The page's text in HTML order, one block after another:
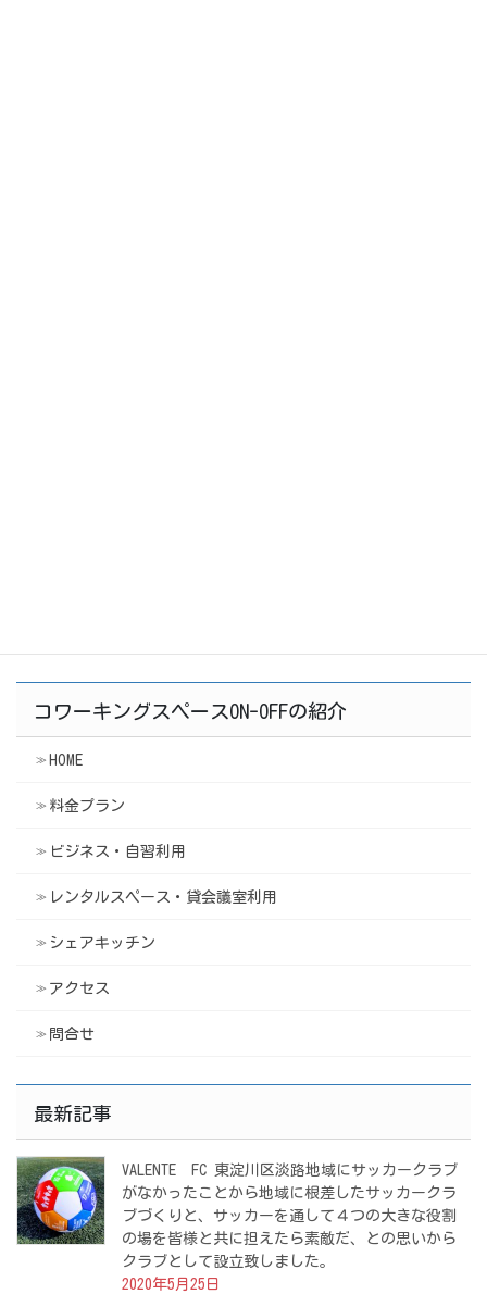
コワーキングスペースON-OFFの紹介
HOME
料金プラン
ビジネス・自習利用
レンタルスペース・貸会議室利用
シェアキッチン
アクセス
問合せ
最新記事
VALENTE FC 東淀川区淡路地域にサッカークラブ
がなかったことから地域に根差したサッカークラ
ブづくりと、サッカーを通して４つの大きな役割
の場を皆様と共に担えたら素敵だ、との思いから
クラブとして設立致しました。
2020年5月25日